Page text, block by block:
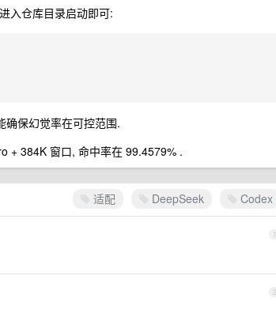
入仓库目录启动即可:
保幻觉率在可控范围.
+ 384K 窗口, 命中率在 99.4579% .
适配 DeepSeek Codex
1
2